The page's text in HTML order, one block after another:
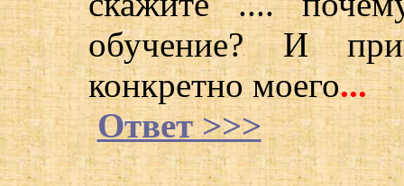
обучение? И
конкретно моего...
Ответ >>>